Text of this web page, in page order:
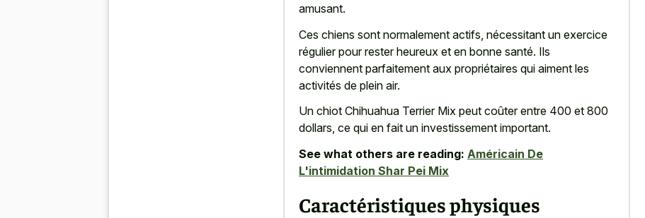
amusant.
Ces chiens sont normalement actifs, nécessitant un exercice
régulier pour rester heureux et en bonne santé. Ils
conviennent parfaitement aux propriétaires qui aiment les
activités de plein air.
Un chiot Chihuahua Terrier Mix peut coûter entre 400 et 800
dollars, ce qui en fait un investissement important.
See what others are reading: Américain De
L'intimidation Shar Pei Mix
Caractéristiques physiques